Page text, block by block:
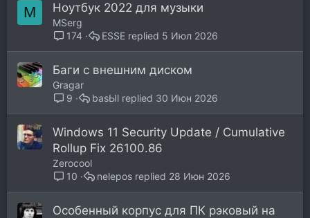
M Ноутбук 2022 для музыки
MSerg
174
5 Июл 2026
ESSE
Баги с внешним диском
Gragar
9
30 Июн 2026
basЫl
Windows 11 Security Update / Cumulative
Rollup Fix 26100.86
Zerocool
10
28 Июн 2026
nelepos
Особенный корпус для ПК рэковый на